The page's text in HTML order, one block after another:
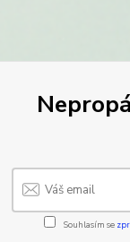
Souhlasím se